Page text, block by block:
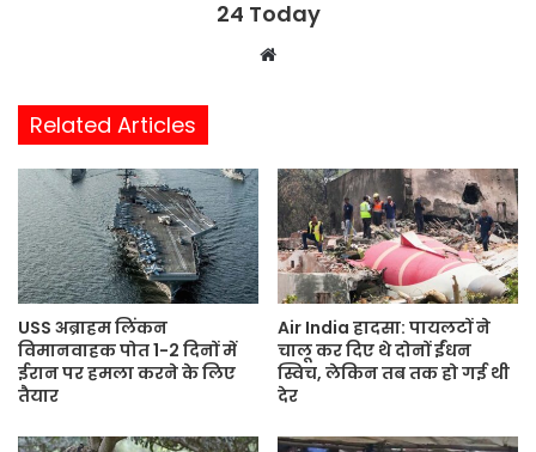
24 Today
i
t
e
Related Articles
USS अब्राहम लिंकन
विमानवाहक पोत 1-2 दिनों में
ईरान पर हमला करने के लिए
तैयार
Air India हादसा: पायलटों ने
चालू कर दिए थे दोनों ईंधन
स्विच, लेकिन तब तक हो गई थी
देर